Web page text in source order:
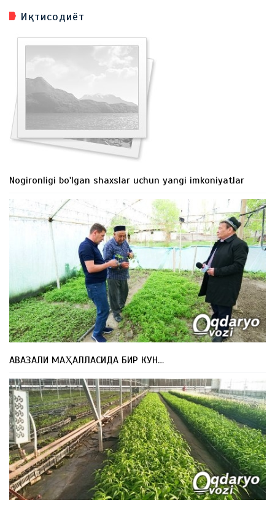
Иқтисодиёт
Nogironligi bo'lgan shaxslar uchun yangi imkoniyatlar
АВАЗАЛИ МАҲАЛЛАСИДА БИР КУН…